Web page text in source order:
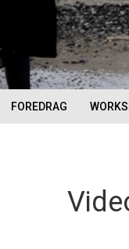
FOREDRAG